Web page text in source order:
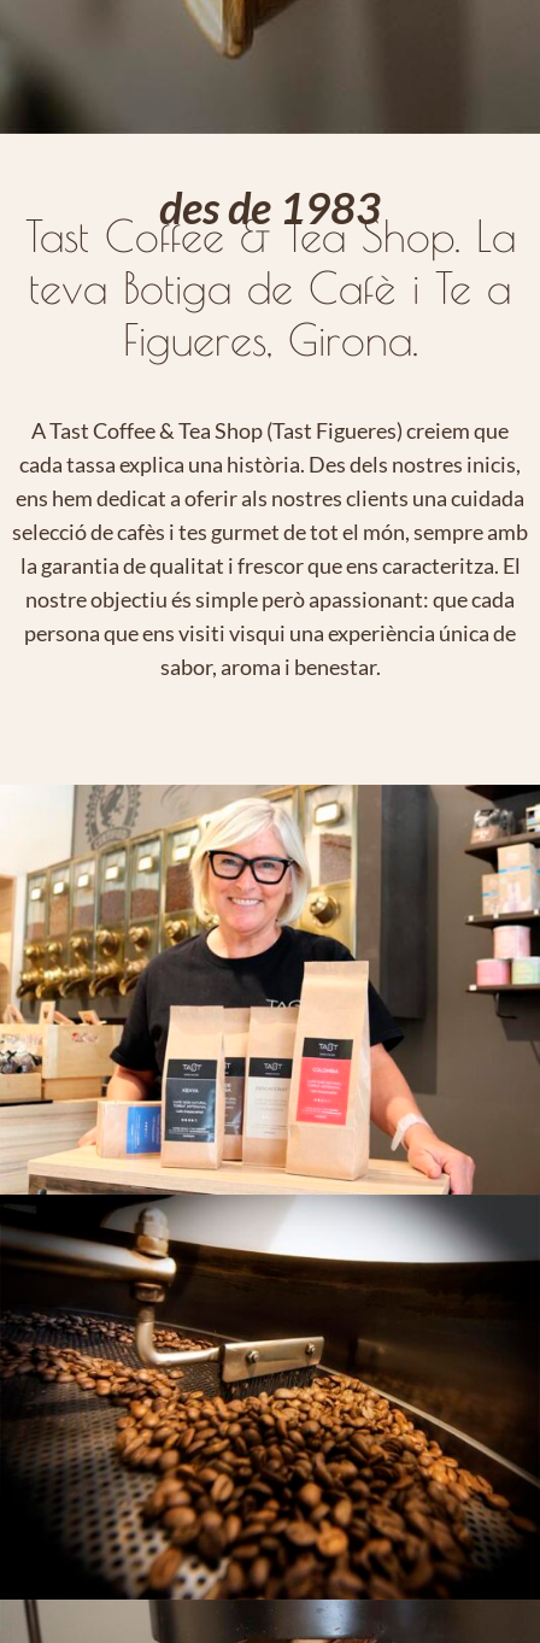
des de 1983
Tast Coffee & Tea Shop. La
teva Botiga de Cafè i Te a
Figueres, Girona.
A Tast Coffee & Tea Shop (Tast Figueres) creiem que
cada tassa explica una història. Des dels nostres inicis,
ens hem dedicat a oferir als nostres clients una cuidada
selecció de cafès i tes gurmet de tot el món, sempre amb
la garantia de qualitat i frescor que ens caracteritza. El
nostre objectiu és simple però apassionant: que cada
persona que ens visiti visqui una experiència única de
sabor, aroma i benestar.